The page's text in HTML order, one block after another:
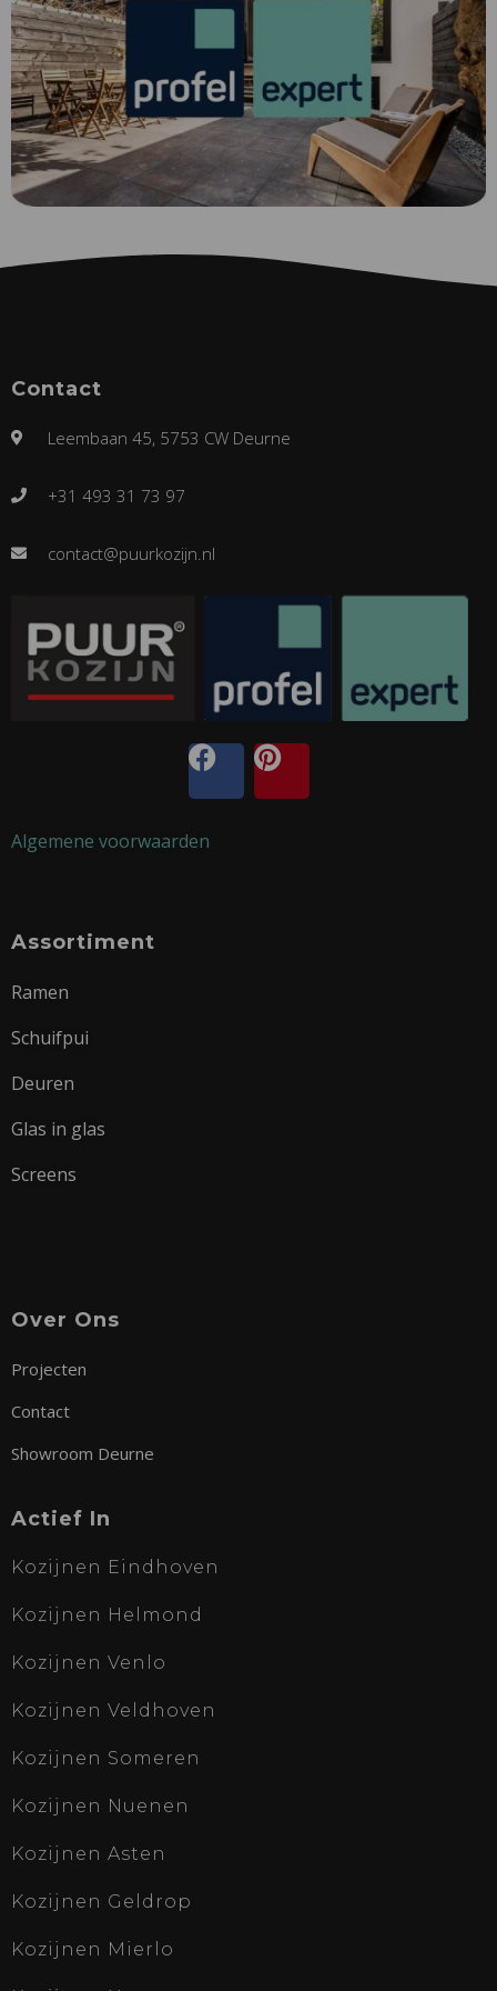
Contact
Leembaan 45, 5753 CW Deurne
+31 493 31 73 97
contact@puurkozijn.nl
Algemene voorwaarden
Assortiment
Ramen
Schuifpui
Deuren
Glas in glas
Screens
Over Ons
Projecten
Contact
Showroom Deurne
Actief In
Kozijnen Eindhoven
Kozijnen Helmond
Kozijnen Venlo
Kozijnen Veldhoven
Kozijnen Someren
Kozijnen Nuenen
Kozijnen Asten
Kozijnen Geldrop
Kozijnen Mierlo